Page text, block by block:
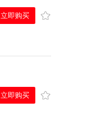
立即购买
立即购买